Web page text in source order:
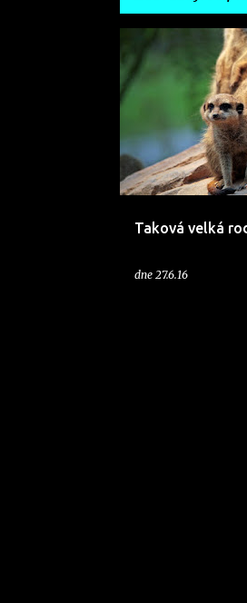
P
ř
í
s
p
ě
Taková velká
dne 27.6.16
SLOVA & ŘÁDKY